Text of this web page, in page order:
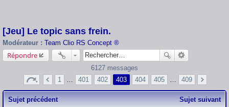
[Jeu] Le topic sans frein.
Modérateur : Team Clio RS Concept ®
Répondre
6127 messages
1
401 402 403 404 405 409
Sujet précédent Sujet suivant